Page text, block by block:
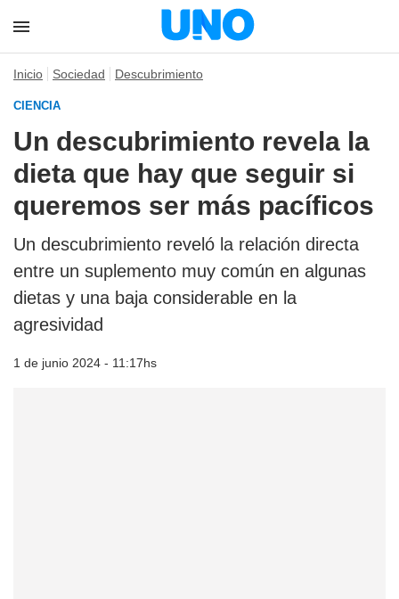
Inicio Sociedad Descubrimiento
CIENCIA
Un descubrimiento revela la
dieta que hay que seguir si
queremos ser más pacíficos
Un descubrimiento reveló la relación directa
entre un suplemento muy común en algunas
dietas y una baja considerable en la
agresividad
1 de junio 2024 - 11:17hs